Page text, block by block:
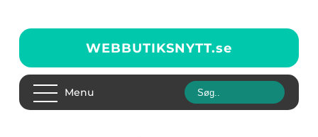
WEBBUTIKSNYTT.se
Menu